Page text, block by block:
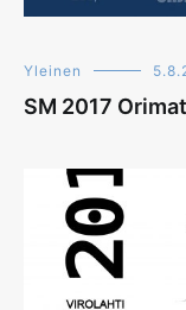
Yleinen
SM 2017